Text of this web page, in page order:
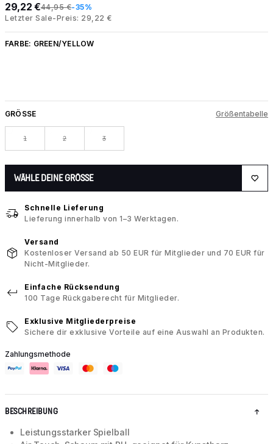
29,22 €44,95 €-35%
Letzter Sale-Preis: 29,22 €
FARBE: GREEN/YELLOW
GRÖSSE Größentabelle
1 2 3
WÄHLE DEINE GRÖSSE
Schnelle Lieferung
Lieferung innerhalb von 1–3 Werktagen.
Versand
Kostenloser Versand ab 50 EUR für Mitglieder und 70 EUR für
Nicht-Mitglieder.
Einfache Rücksendung
100 Tage Rückgaberecht für Mitglieder.
Exklusive Mitgliederpreise
Sichere dir exklusive Vorteile auf eine Auswahl an Produkten.
Zahlungsmethode
BESCHREIBUNG
Leistungsstarker Spielball